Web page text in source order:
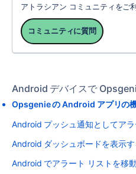
アトラシアン コミュニティをご
コミュニティに質問
Android デバイスで
Opsgenie の Android アプリの
Android プッシュ通知としてア
Android ダッシュボードを表示す
Android でアラート リストを移